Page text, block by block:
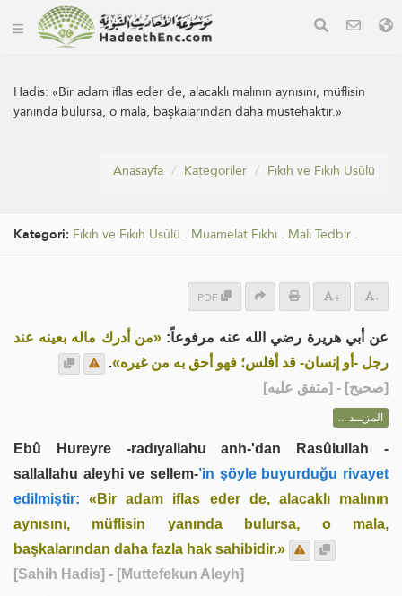
Hadis: «Bir adam iflas eder de, alacaklı malının aynısını, müflisin
yanında bulursa, o mala, başkalarından daha müstehaktır.»
Anasayfa Kategoriler Fıkıh ve Fıkıh Usûlü
Kategori: Fıkıh ve Fıkıh Usûlü . Muamelat Fıkhı . Mali Tedbir .
PDF + -
عن أبي هريرة رضي الله عنه مرفوعاً:«من أدرك ماله بعينه عند
رجل -أو إنسان- قد أفلس؛ فهو أحق به من غيره».
[صحيح] - [متفق عليه]
المزيــد ...
Ebû Hureyre -radıyallahu anh-'dan Rasûlullah -
sallallahu aleyhi ve sellem-’in şöyle buyurduğu rivayet
edilmiştir:
«Bir adam iflas eder de, alacaklı malının
aynısını, müflisin yanında bulursa, o mala,
başkalarından daha fazla hak sahibidir.»
[Sahih Hadis] - [Muttefekun Aleyh]